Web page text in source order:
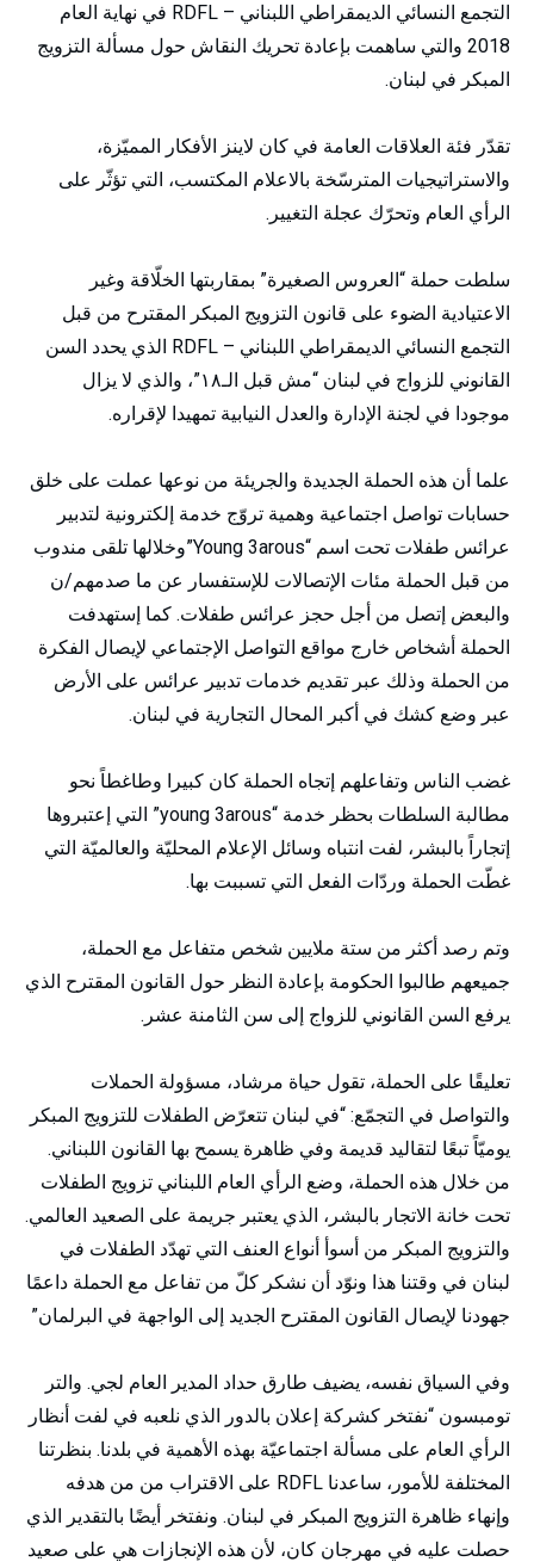
التجمع النسائي الديمقراطي اللبناني – RDFL في نهاية العام
2018 والتي ساهمت بإعادة تحريك النقاش حول مسألة التزويج
المبكر في لبنان.
تقدّر فئة العلاقات العامة في كان لاينز الأفكار المميّزة،
والاستراتيجيات المترسّخة بالاعلام المكتسب، التي تؤثّر على
الرأي العام وتحرّك عجلة التغيير.
سلطت حملة “العروس الصغيرة” بمقاربتها الخلّاقة وغير
الاعتيادية الضوء على قانون التزويج المبكر المقترح من قبل
التجمع النسائي الديمقراطي اللبناني – RDFL الذي يحدد السن
القانوني للزواج في لبنان “مش قبل الـ١٨”، والذي لا يزال
موجودا في لجنة الإدارة والعدل النيابية تمهيدا لإقراره.
علما أن هذه الحملة الجديدة والجريئة من نوعها عملت على خلق
حسابات تواصل اجتماعية وهمية تروّج خدمة إلكترونية لتدبير
عرائس طفلات تحت اسم “Young 3arous”وخلالها تلقى مندوب
من قبل الحملة مئات الإتصالات للإستفسار عن ما صدمهم/ن
والبعض إتصل من أجل حجز عرائس طفلات. كما إستهدفت
الحملة أشخاص خارج مواقع التواصل الإجتماعي لإيصال الفكرة
من الحملة وذلك عبر تقديم خدمات تدبير عرائس على الأرض
عبر وضع كشك في أكبر المحال التجارية في لبنان.
غضب الناس وتفاعلهم إتجاه الحملة كان كبيرا وطاغطاً نحو
مطالبة السلطات بحظر خدمة “young 3arous” التي إعتبروها
إتجاراً بالبشر، لفت انتباه وسائل الإعلام المحليّة والعالميّة التي
غطّت الحملة وردّات الفعل التي تسببت بها.
وتم رصد أكثر من ستة ملايين شخص متفاعل مع الحملة،
جميعهم طالبوا الحكومة بإعادة النظر حول القانون المقترح الذي
يرفع السن القانوني للزواج إلى سن الثامنة عشر.
تعليقًا على الحملة، تقول حياة مرشاد، مسؤولة الحملات
والتواصل في التجمّع: “في لبنان تتعرّض الطفلات للتزويج المبكر
يوميّاً تبعًا لتقاليد قديمة وفي ظاهرة يسمح بها القانون اللبناني.
من خلال هذه الحملة، وضع الرأي العام اللبناني تزويج الطفلات
تحت خانة الاتجار بالبشر، الذي يعتبر جريمة على الصعيد العالمي.
والتزويج المبكر من أسوأ أنواع العنف التي تهدّد الطفلات في
لبنان في وقتنا هذا ونوّد أن نشكر كلّ من تفاعل مع الحملة داعمًا
جهودنا لإيصال القانون المقترح الجديد إلى الواجهة في البرلمان”
وفي السياق نفسه، يضيف طارق حداد المدير العام لجي. والتر
تومبسون “نفتخر كشركة إعلان بالدور الذي نلعبه في لفت أنظار
الرأي العام على مسألة اجتماعيّة بهذه الأهمية في بلدنا. بنظرتنا
المختلفة للأمور، ساعدنا RDFL على الاقتراب من من هدفه
وإنهاء ظاهرة التزويج المبكر في لبنان. ونفتخر أيضًا بالتقدير الذي
حصلت عليه في مهرجان كان، لأن هذه الإنجازات هي على صعيد